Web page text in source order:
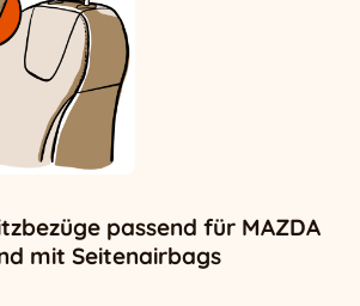
passend für MAZDA
mit Seitenairbags